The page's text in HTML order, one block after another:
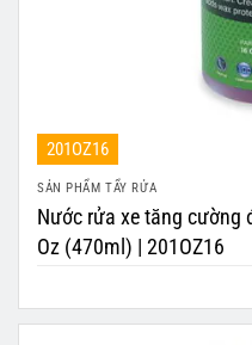
201OZ16
SẢN PHẨM TẨY RỬA
Nước rửa xe tăng cường
Oz (470ml) | 201OZ16